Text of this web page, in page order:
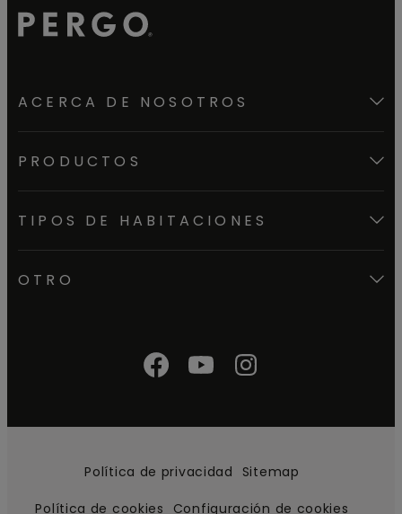
ACERCA DE NOSOTROS
PRODUCTOS
TIPOS DE HABITACIONES
OTRO
Política de privacidad Sitemap
Política de cookies Configuración de cookies